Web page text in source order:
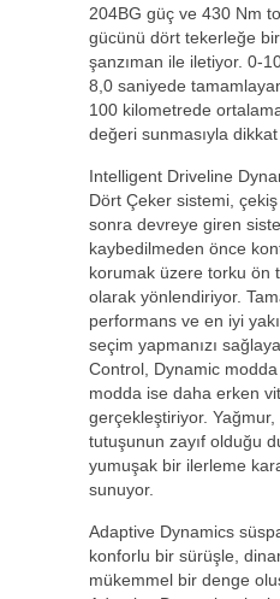
204BG güç ve 430 Nm
gücünü dört tekerleğe
şanzıman ile iletiyor. 0-
8,0 saniyede
100 kilometrede
değeri sunmasıyla dikkat
Intelligent Driveline
Dört Çeker sistemi,
sonra devreye giren
kaybedilmeden önce
korumak üzere torku ön
olarak yönlendiriyor.
performans ve en iyi
seçim yapmanızı
Control, Dynamic modda
modda ise daha erken
gerçekleştiriyor.
tutuşunun zayıf olduğu
yumuşak bir ilerleme
sunuyor.
Adaptive Dynamics
konforlu bir sürüşle,
mükemmel bir denge